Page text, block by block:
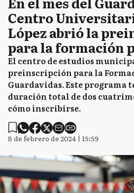
Centro
López abrió la
para la formación
El centro de estudios
preinscripción para la
Guardavidas. Este programa
duración total de dos
cómo inscribirse.
8 de febrero de 2024 | 15:59